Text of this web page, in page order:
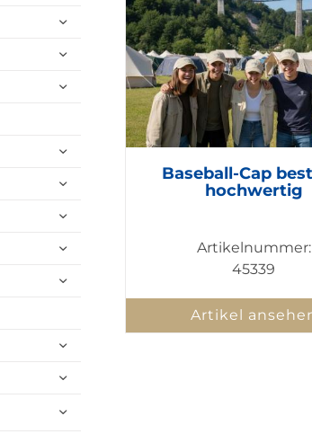
Baseball-Cap
hochwertig
Artikelnummer:
45339
Artikel